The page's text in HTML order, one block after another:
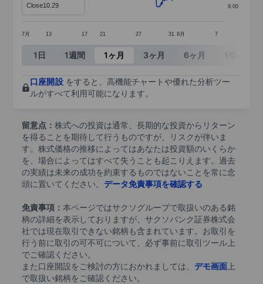
The chart has 1 Y axis displaying values. Data
7月 13 17 21 27 31 8月 7
9.00
Close10.29
End of interactive chart.
1日 1週間 1ヶ月 3ヶ月 6ヶ月
口座開設をすると、高機能チャートや優れた分析ツー
ルがすべて利用可能になります。
留意点： 株式への投資は通常、長期的な投資からリターン
を得ることを期待して行うものですが、リスクが伴いま
す。株式価格の推移によってはあなたは投資額のいくらか
を、場合によってはすべて失うことも起こりえます。過去
の実績は未来の成功を約束するものではないことを常に念
頭に置いてください。 データ免責事項を確認する
免責事項： 本ページではサクソグループで取扱いのある銘
柄の詳細を表示しておりますが、サクソバンク証券株式会
社では現在取引できない銘柄も含まれています。お取引を
行う前に取引の可不可について、必ず事前に取引ツール上
でご確認ください。
また口座開設をご検討の方におかれましては、 デモ画面 上
で取扱い銘柄をご確認ください。